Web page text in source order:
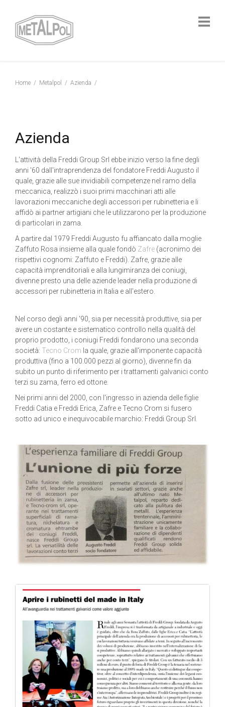
Home Metalpol Azienda
Azienda
L'attività della Freddi Group Srl ebbe inizio verso la fine degli
anni '60 dall'intraprendenza del fondatore Freddi Augusto il
quale, grazie alle sue invidiabili competenze nel ramo della
meccanica, realizzò i suoi primi macchinari atti alle
lavorazioni meccaniche degli accessori per rubinetteria e li
affidò ai partner artigiani che le utilizzarono per la produzione
di particolari in zama.
A partire dal 1979 Freddi Augusto fu affiancato dalla moglie
Zaffuto Rosa insieme alla quale fondò Zafre (acronimo dei
rispettivi cognomi: Zaffuto e Freddi). Zafre, grazie alle
capacità imprenditoriali e alla lungimiranza dei coniugi,
divenne presto una delle aziende leader nella produzione di
accessori per rubinetteria in Italia e all'estero.
Nel corso degli anni '90, sia per necessità produttive, sia per
avere un costante e sistematico controllo nella qualità del
proprio prodotto, i coniugi Freddi fondarono una seconda
società: Tecno Crom la quale, grazie all'imponente capacità
produttiva (fino a 100.000 pezzi al giorno), divenne fin da
subito un punto di riferimento per i trattamenti galvanici conto
terzi su zama, ferro ed ottone.
Nei primi anni del 2000, con l'ingresso in azienda delle figlie
Freddi Catia e Freddi Erica, Zafre e Tecno Crom si fusero
sotto ad unico e inequivocabile marchio: Freddi Group Srl.